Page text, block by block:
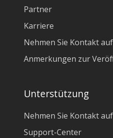
Partner
Karriere
Nehmen Sie Kontakt auf
Anmerkungen zur
Unterstützung
Nehmen Sie Kontakt auf
Support-Center